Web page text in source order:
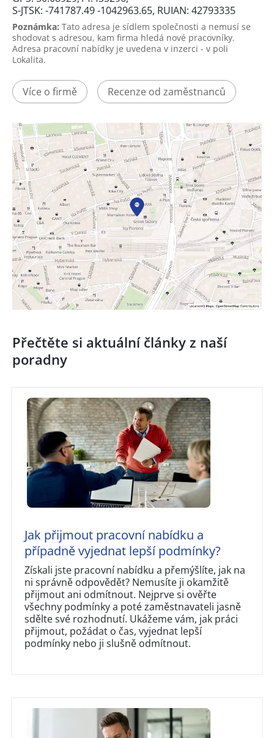
S-JTSK: -741787.49 -1042963.65, RUIAN: 42793335
Poznámka: Tato adresa je sídlem společnosti a nemusí se
shodovat s adresou, kam firma hledá nové pracovníky.
Adresa pracovní nabídky je uvedena v inzerci - v poli
Lokalita.
Více o firmě Recenze od zaměstnanců
Přečtěte si aktuální články z naší
poradny
Jak přijmout pracovní nabídku a
případně vyjednat lepší podmínky?
Získali jste pracovní nabídku a přemýšlíte, jak na
ni správně odpovědět? Nemusíte ji okamžitě
přijmout ani odmítnout. Nejprve si ověřte
všechny podmínky a poté zaměstnavateli jasně
sdělte své rozhodnutí. Ukážeme vám, jak práci
přijmout, požádat o čas, vyjednat lepší
podmínky nebo ji slušně odmítnout.